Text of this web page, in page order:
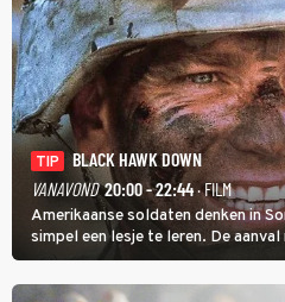
TIP
BLACK HAWK DOWN
VANAVOND 20:00 - 22:44· FILM
Amerikaanse soldaten denken in
simpel een lesje te leren. De
verloopt in Black Hawk down